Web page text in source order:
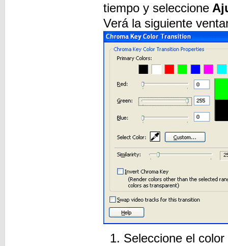
tiempo y seleccione
Verá la siguiente
Seleccione el